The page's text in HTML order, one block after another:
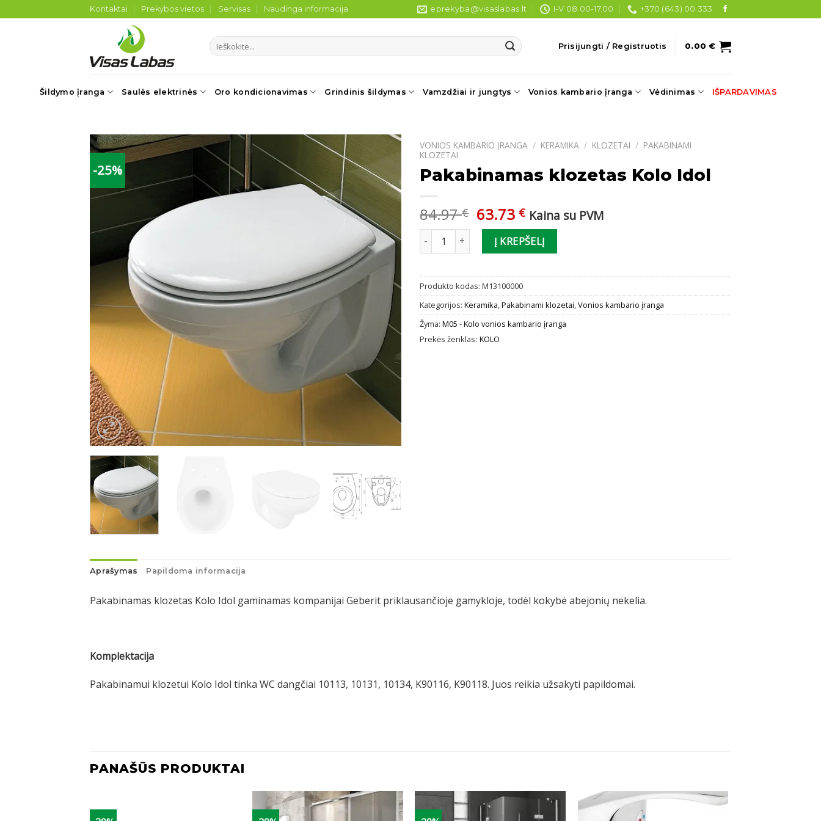
to
Kontaktai Prekybos vietos Servisas Naudinga informacija eprekyba@visaslabas.lt I-V 08.00-17.00 +370 (643) 00 333
Ieškoti: Prisijungti / Registruotis 0.00€
Šildymo įranga Saulės elektrinės Oro kondicionavimas Grindinis šildymas Vamzdžiai ir jungtys Vonios kambario įranga Vėdinimas IŠPARDAVIMAS
-25%
VONIOS KAMBARIO ĮRANGA / KERAMIKA / KLOZETAI / PAKABINAMI
KLOZETAI
Pakabinamas klozetas Kolo Idol
84.97€ Original
price
was:
84.97 €.
63.73 €Current
price
is:
63.73 €.
Kaina su PVM
produkto kiekis: Pakabinamas klozetas Kolo Idol
Į KREPŠELĮ
Produkto kodas: M13100000
Kategorijos: Keramika,Pakabinami klozetai,Vonios kambario įranga
Žyma: M05 - Kolo vonios kambario įranga
Prekės ženklas: KOLO
Aprašymas Papildoma informacija
Pakabinamas klozetas Kolo Idol gaminamas kompanijai Geberit priklausančioje gamykloje, todėl kokybė abejonių nekelia.
Komplektacija
Pakabinamui klozetui Kolo Idol tinka WC dangčiai 10113, 10131, 10134, K90116, K90118. Juos reikia užsakyti papildomai.
PANAŠŪS PRODUKTAI